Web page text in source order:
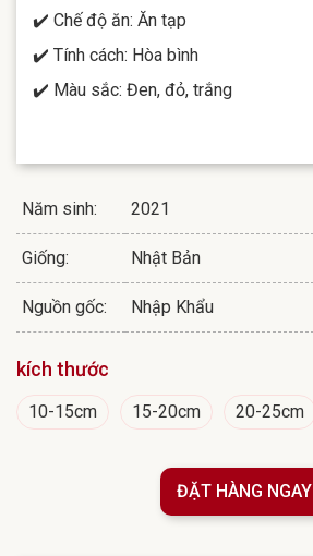
✔️ Chế độ ăn: Ăn tạp
✔️ Tính cách: Hòa bình
✔️ Màu sắc: Đen, đỏ, trắng
Năm sinh: 2021
Giống: Nhật Bản
Nguồn gốc: Nhập Khẩu
kích thước
10-15cm 15-20cm 20-25cm
ĐẶT HÀNG NGAY